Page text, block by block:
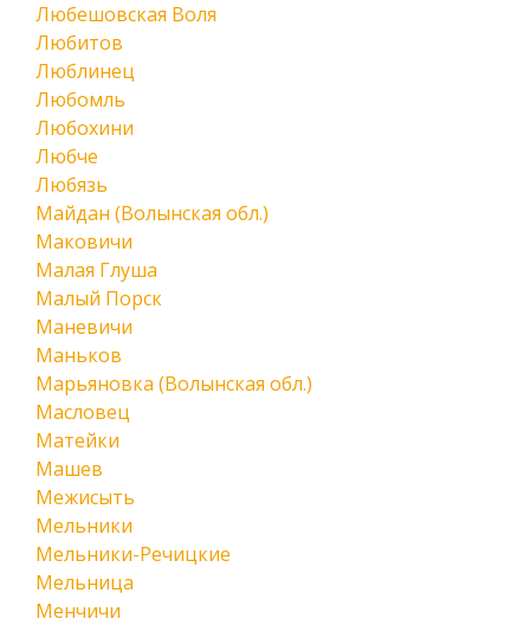
Любешовская Воля
Любитов
Люблинец
Любомль
Любохини
Любче
Любязь
Майдан (Волынская обл.)
Маковичи
Малая Глуша
Малый Порск
Маневичи
Маньков
Марьяновка (Волынская обл.)
Масловец
Матейки
Машев
Межисыть
Мельники
Мельники-Речицкие
Мельница
Менчичи